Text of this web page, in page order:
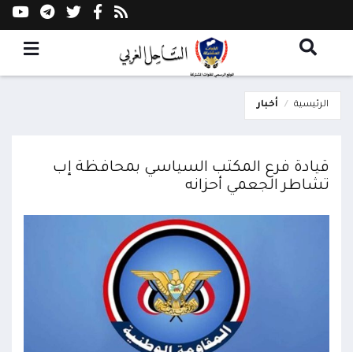
الرئيسية أخبار
قيادة فرع المكتب السياسي بمحافظة إب
تشاطر الجعمي أحزانه